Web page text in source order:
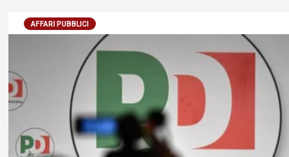
AFFARI PUBBLICI